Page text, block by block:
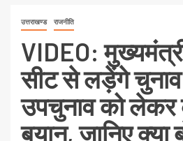
उत्तराखण्ड राजनीति
VIDEO:
सीट से लड़ेंगे
उपचुनाव को लेकर
बयान, जानिए क्या